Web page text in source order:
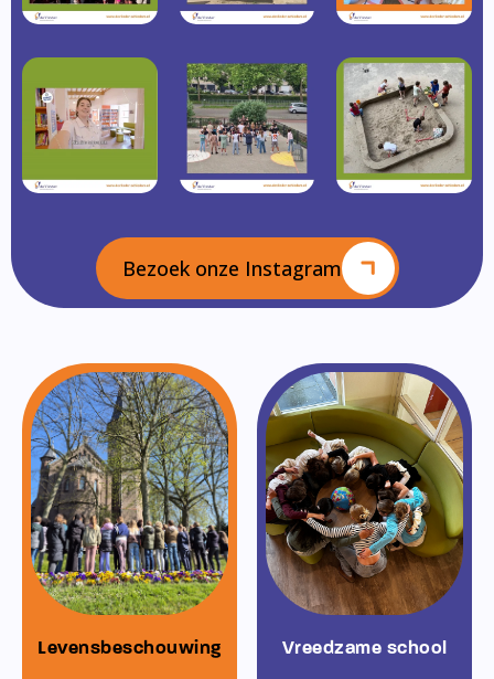
Bezoek onze Instagram
Levensbeschouwing Vreedzame school